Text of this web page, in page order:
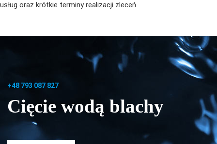
usług oraz krótkie terminy realizacji zleceń.
+48 793 087 827
Cięcie wodą blachy